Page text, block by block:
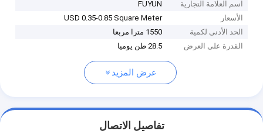
اسم العلامة التجارية
FUYUN
الأسعار
USD 0.35-0.85 Square Meter
الحد الأدنى لكمية
1550 مترا مربعا
القدرة على العرض
28.5 طن يوميا
عرض المزيد
تفاصيل الاتصال